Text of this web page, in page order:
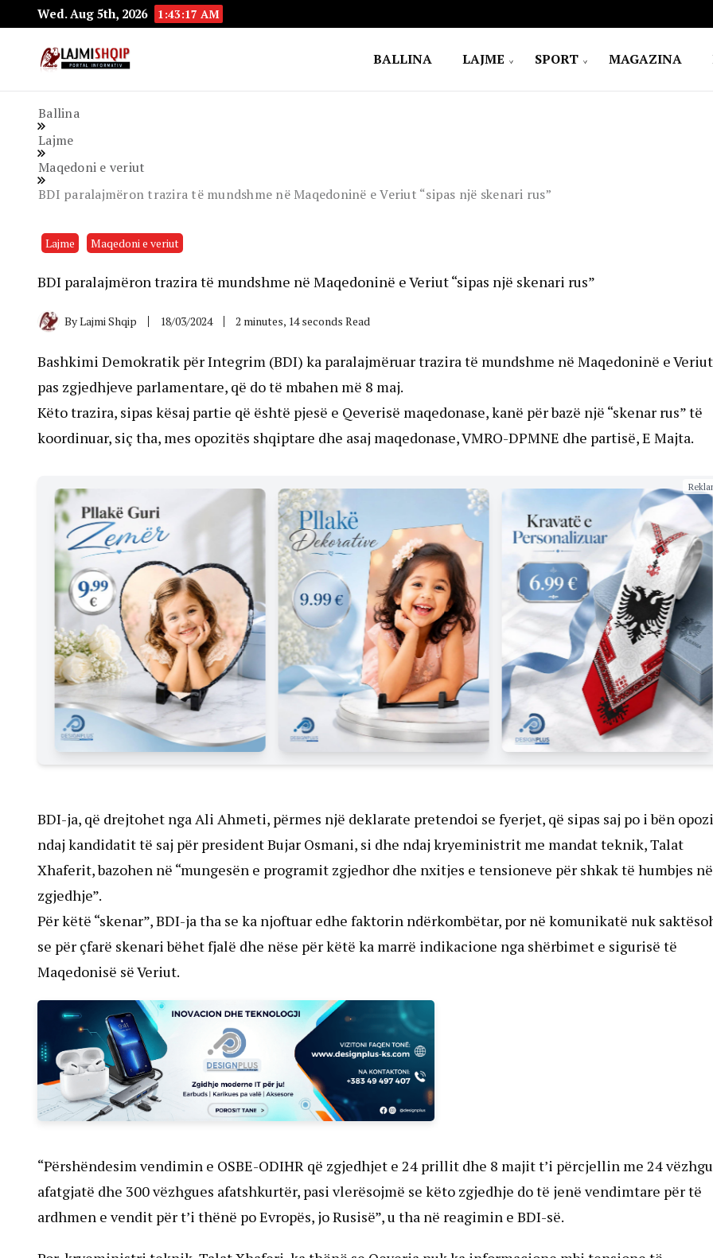
Wed. Aug 5th, 2026 1:43:18 AM
BALLINA LAJME SPORT MAGAZINA
Ballina
Lajme
Maqedoni e veriut
BDI paralajmëron trazira të mundshme në Maqedoninë e Veriut “sipas një skenari rus”
Lajme Maqedoni e veriut
BDI paralajmëron trazira të mundshme në Maqedoninë e Veriut “sipas një skenari rus”
ByLajmi Shqip 18/03/2024 2 minutes, 14 seconds Read
Bashkimi Demokratik për Integrim (BDI) ka paralajmëruar trazira të mundshme në Maqedoninë e Veriut
pas zgjedhjeve parlamentare, që do të mbahen më 8 maj.
Këto trazira, sipas kësaj partie që është pjesë e Qeverisë maqedonase, kanë për bazë një “skenar rus” të
koordinuar, siç tha, mes opozitës shqiptare dhe asaj maqedonase, VMRO-DPMNE dhe partisë, E Majta.
BDI-ja, që drejtohet nga Ali Ahmeti, përmes një deklarate pretendoi se fyerjet, që sipas saj po i bën
ndaj kandidatit të saj për president Bujar Osmani, si dhe ndaj kryeministrit me mandat teknik, Talat
Xhaferit, bazohen në “mungesën e programit zgjedhor dhe nxitjes e tensioneve për shkak të humbjes në
zgjedhje”.
Për këtë “skenar”, BDI-ja tha se ka njoftuar edhe faktorin ndërkombëtar, por në komunikatë nuk
se për çfarë skenari bëhet fjalë dhe nëse për këtë ka marrë indikacione nga shërbimet e sigurisë të
Maqedonisë së Veriut.
“Përshëndesim vendimin e OSBE-ODIHR që zgjedhjet e 24 prillit dhe 8 majit t’i përcjellin me 24
afatgjatë dhe 300 vëzhgues afatshkurtër, pasi vlerësojmë se këto zgjedhje do të jenë vendimtare për të
ardhmen e vendit për t’i thënë po Evropës, jo Rusisë”, u tha në reagimin e BDI-së.